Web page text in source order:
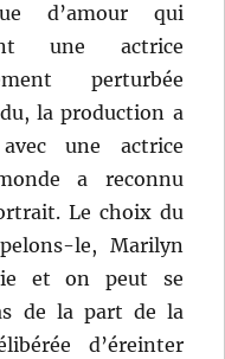
d’amour qui
une actrice
perturbée
la production a
une actrice
a reconnu
Le choix du
le, Marilyn
et on peut se
de la part de la
d’éreinter